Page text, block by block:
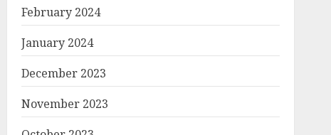
February 2024
January 2024
December 2023
November 2023